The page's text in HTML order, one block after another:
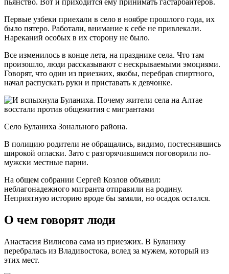
пьянство. Вот и приходится ему принимать гастарбайтеров.
Первые узбеки приехали в село в ноябре прошлого года, их
было пятеро. Работали, внимание к себе не привлекали.
Нареканий особых в их сторону не было.
Все изменилось в конце лета, на празднике села. Что там
произошло, люди рассказывают с нескрываемыми эмоциями.
Говорят, что один из приезжих, якобы, перебрав спиртного,
начал распускать руки и приставать к девчонке.
Село Буланиха Зонального района.
В полицию родители не обращались, видимо, постеснявшись
широкой огласки. Зато с разгорячившимся поговорили по-
мужски местные парни.
На общем собрании Сергей Козлов объявил:
неблагонадежного мигранта отправили на родину.
Неприятную историю вроде бы замяли, но осадок остался.
О чем говорят люди
Анастасия Вилисова сама из приезжих. В Буланиху
перебралась из Владивостока, вслед за мужем, который из
этих мест.